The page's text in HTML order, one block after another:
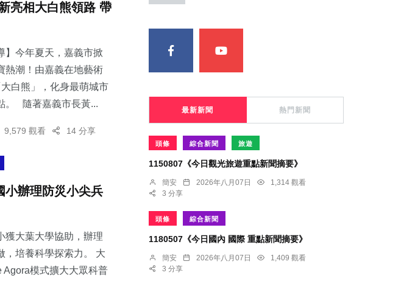
亮相大白熊領路 帶
】今年夏天，嘉義市掀
熱潮！由嘉義在地藝術
白熊」，化身最萌城市
。 隨著嘉義市長黃...
9,579 觀看 14 分享
小辦理防災小尖兵
獲大葉大學協助，辦理
，培養科學探索力。 大
模式擴大大眾科普
最新新聞 熱門新聞
頭條 綜合新聞 旅遊
1150807《今日觀光旅遊重點新聞摘要》
簡安 2026年八月07日
1,314 觀看
3 分享
頭條 綜合新聞
1180507《今日國內 國際 重點新聞摘要》
簡安 2026年八月07日
1,409 觀看
3 分享